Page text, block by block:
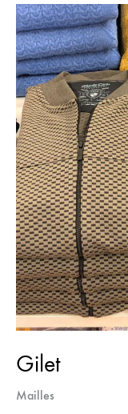
Gilet
Mailles